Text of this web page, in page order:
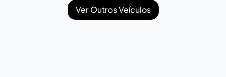
Ver Outros Veículos